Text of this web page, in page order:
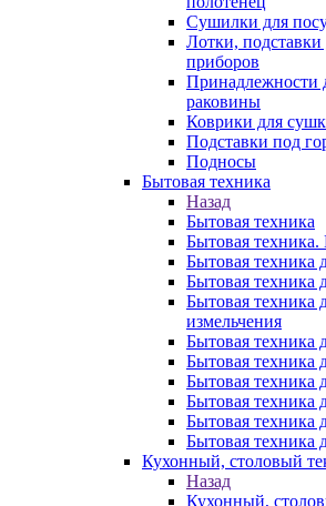
Сушилки для
Лотки, подставки
приборов
Принадлежности
раковины
Коврики для
Подставки под
Подносы
Бытовая техника
Назад
Бытовая техника
Бытовая
Бытовая техника
Бытовая техника
Бытовая техника
измельчения
Бытовая техника
Бытовая техника
Бытовая техника
Бытовая техника
Бытовая техника
Бытовая техника
Кухонный, столовый
Назад
Кухонный,